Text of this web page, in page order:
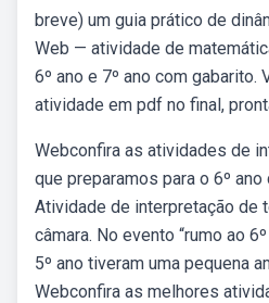
breve) um guia prático de
Web — atividade de
6º ano e 7º ano com gabarito.
atividade em pdf no final,
Webconfira as atividades de
que preparamos para o 6º
Atividade de interpretação de
câmara. No evento “rumo ao
5º ano tiveram uma pequena
Webconfira as melhores